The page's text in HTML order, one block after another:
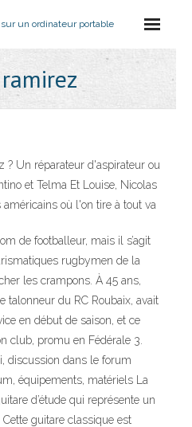
un ordinateur portable
? Un réparateur d'aspirateur ou
et Telma Et Louise, Nicolas
où l'on tire à tout va
de footballeur, mais il s’agit
rugbymen de la
les crampons. À 45 ans,
talonneur du RC Roubaix, avait
en début de saison, et ce
club, promu en Fédérale 3.
discussion dans le forum
équipements, matériels La
d’étude qui représente un
guitare classique est